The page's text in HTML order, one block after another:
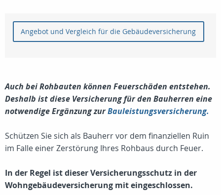
Angebot und Vergleich für die Gebäudeversicherung
Auch bei Rohbauten können Feuerschäden entstehen.
Deshalb ist diese Versicherung für den Bauherren eine
notwendige Ergänzung zurBauleistungsversicherung.
Schützen Sie sich als Bauherr vor dem finanziellen Ruin
im Falle einer Zerstörung Ihres Rohbaus durch Feuer.
In der Regel ist dieser Versicherungsschutz in der
Wohngebäudeversicherung mit eingeschlossen.